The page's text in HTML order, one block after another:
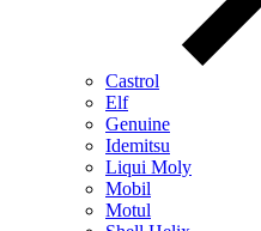
Castrol
Elf
Genuine
Idemitsu
Liqui Moly
Mobil
Motul